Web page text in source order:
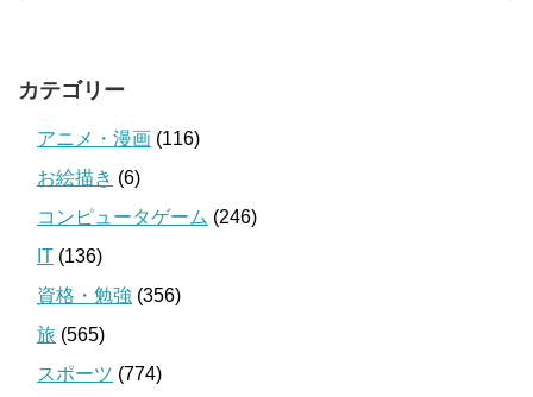
カテゴリー
アニメ・漫画 (116)
お絵描き (6)
コンピュータゲーム (246)
IT (136)
資格・勉強 (356)
旅 (565)
スポーツ (774)